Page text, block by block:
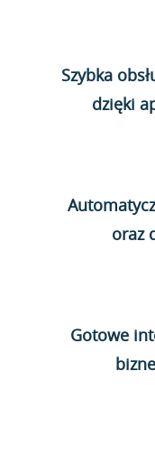
Szybka
dzięki
oraz
Gotowe